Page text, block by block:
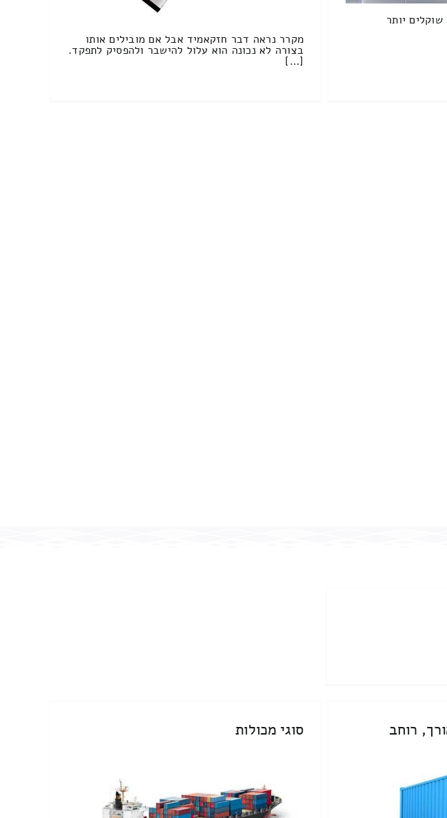
יותר
מקרר נראה דבר חזקאמיד אבל אם מובילים אותו
בצורה לא נכונה הוא עלול להישבר ולהפסיק לתפקד.
[…]
רוחב סוגי מכולות